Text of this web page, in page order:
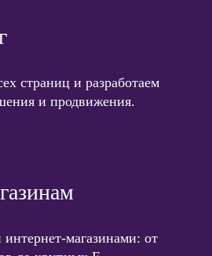
страниц и разработаем
и продвижения.
магазинами: от